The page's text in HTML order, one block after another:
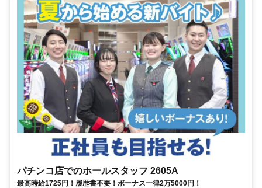
パチンコ店でのホールスタッフ 2605A
最高時給1725円！履歴書不要！ボーナス一律2万5000円！